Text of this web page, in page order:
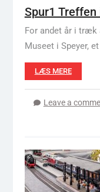
Spur1 Treffen
For andet år i træk
Museet i Speyer,
LÆS MERE
Leave a